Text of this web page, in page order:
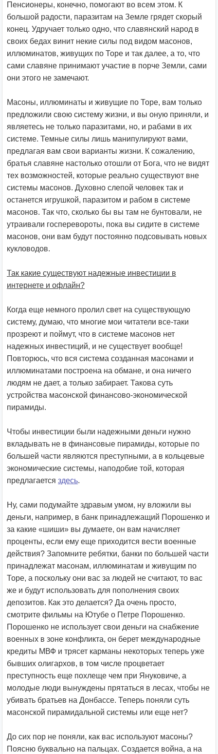
Пенсионеры, конечно, помогают во всем этом. К
большой радости, паразитам на Земле грядет скорый
конец. Удручает только одно, что славянский народ в
своих бедах винит некие силы под видом масонов,
иллюминатов, живущих по Торе и так далее, а то, что
сами славяне принимают участие в порче Земли, сами
они этого не замечают.
Масоны, иллюминаты и живущие по Торе, вам только
предложили свою систему жизни, и вы оную приняли, и
являетесь не только паразитами, но, и рабами в их
системе. Темные силы лишь манипулируют вами,
предлагая вам свои варианты жизни. К сожалению,
братья славяне настолько отошли от Бога, что не видят
тех возможностей, которые реально существуют вне
системы масонов. Духовно слепой человек так и
останется игрушкой, паразитом и рабом в системе
масонов. Так что, сколько бы вы там не бунтовали, не
утраивали госперевороты, пока вы сидите в системе
масонов, они вам будут постоянно подсовывать новых
кукловодов.
Так какие существуют надежные инвестиции в
интернете и офлайн?
Когда еще немного пролил свет на существующую
систему, думаю, что многие мои читатели все-таки
прозреют и поймут, что в системе масонов нет
надежных инвестиций, и не существует вообще!
Повторюсь, что вся система созданная масонами и
иллюминатами построена на обмане, и она ничего
людям не дает, а только забирает. Такова суть
устройства масонской финансово-экономической
пирамиды.
Чтобы инвестиции были надежными деньги нужно
вкладывать не в финансовые пирамиды, которые по
большей части являются преступными, а в кольцевые
экономические системы, наподобие той, которая
предлагается здесь.
Ну, сами подумайте здравым умом, ну вложили вы
деньги, например, в банк принадлежащий Порошенко и
за какие «шиши» вы думаете, он вам начисляет
проценты, если ему еще приходится вести военные
действия? Запомните ребятки, банки по большей части
принадлежат масонам, иллюминатам и живущим по
Торе, а поскольку они вас за людей не считают, то вас
же и будут использовать для пополнения своих
депозитов. Как это делается? Да очень просто,
смотрите фильмы на Ютубе о Петре Порошенко.
Порошенко не использует свои деньги на снабжение
военных в зоне конфликта, он берет международные
кредиты МВФ и трясет карманы некоторых теперь уже
бывших олигархов, в том числе процветает
преступность еще похлеще чем при Януковиче, а
молодые люди вынуждены прятаться в лесах, чтобы не
убивать братьев на Донбассе. Теперь поняли суть
масонской пирамидальной системы или еще нет?
До сих пор не поняли, как вас используют масоны?
Поясню буквально на пальцах. Создается война, а на